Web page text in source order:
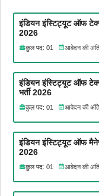
इंडियन इंस्टिट्यूट ऑफ
2026
कुल पद: 01 आवेदन की
इंडियन इंस्टिट्यूट ऑफ
भर्ती 2026
कुल पद: 01 आवेदन की
इंडियन इंस्टिट्यूट ऑफ
2026
कुल पद: 01 आवेदन की